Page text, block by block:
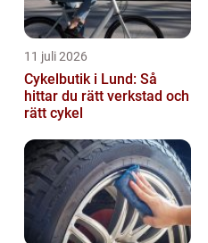
11 juli 2026
Cykelbutik i Lund: Så
hittar du rätt verkstad och
rätt cykel